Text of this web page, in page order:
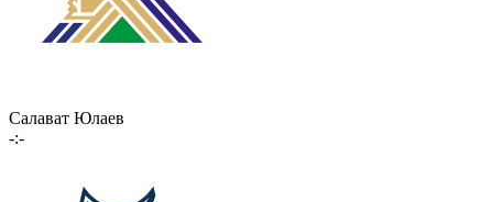
Салават Юлаев
-:-